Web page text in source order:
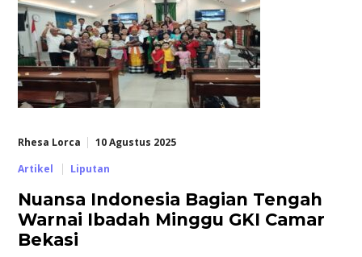
Rhesa Lorca
10 Agustus 2025
Artikel
Liputan
Nuansa Indonesia Bagian Tengah
Warnai Ibadah Minggu GKI Camar
Bekasi